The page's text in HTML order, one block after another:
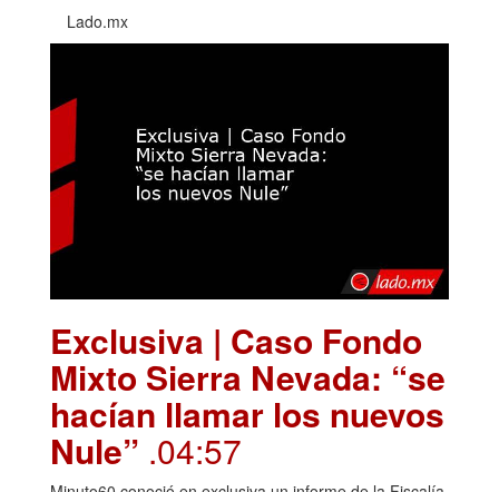
Lado.mx
Exclusiva | Caso Fondo
Mixto Sierra Nevada: “se
hacían llamar los nuevos
Nule” .04:57